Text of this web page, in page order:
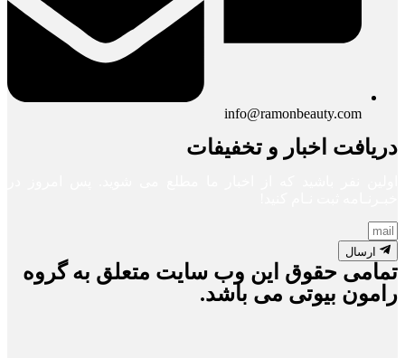
info@ramonbeauty.com
دریافت اخبار و تخفیفات
ارسال
تمامی حقوق این وب سایت متعلق به گروه
رامون بیوتی می باشد.